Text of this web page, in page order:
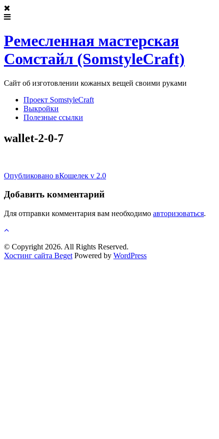
Ремесленная мастерская
Сомстайл (SomstyleCraft)
Сайт об изготовлении кожаных вещей своими руками
Проект SomstyleCraft
Выкройки
Полезные ссылки
wallet-2-0-7
Post
navigation
Опубликовано вКошелек v 2.0
Добавить комментарий
Для отправки комментария вам необходимо авторизоваться.
© Copyright 2026. All Rights Reserved.
Хостинг сайта Beget Powered by WordPress